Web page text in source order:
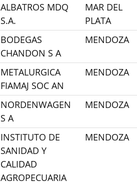
ALBATROS MDQ
S.A.
MAR DEL
PLATA
BODEGAS
CHANDON S A
MENDOZA
METALURGICA
FIAMAJ SOC AN
MENDOZA
NORDENWAGEN
S A
MENDOZA
INSTITUTO DE
SANIDAD Y
CALIDAD
AGROPECUARIA
MENDOZA